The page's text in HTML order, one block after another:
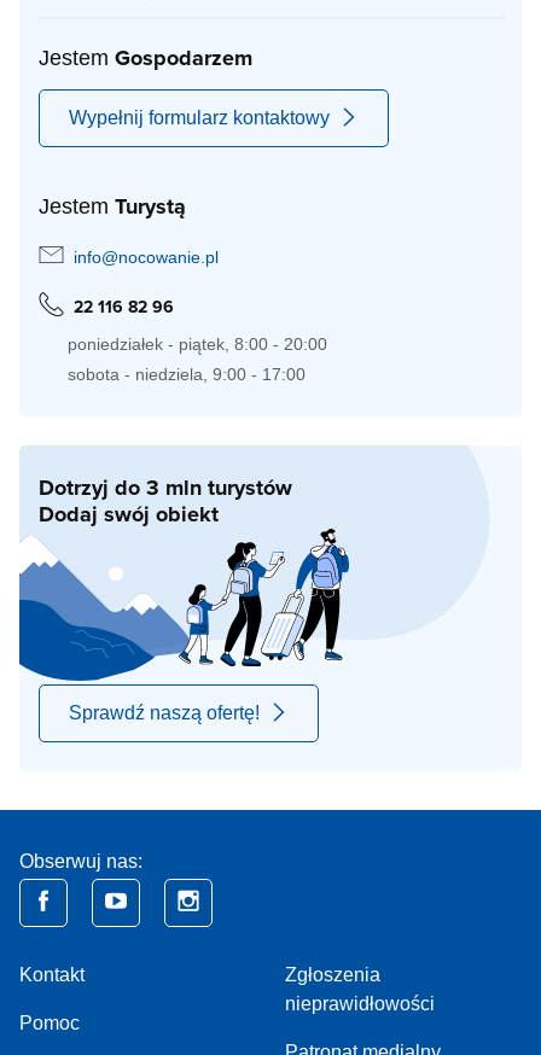
Jestem Gospodarzem
Wypełnij formularz kontaktowy
Jestem Turystą
info@nocowanie.pl
22 116 82 96
poniedziałek - piątek, 8:00 - 20:00
sobota - niedziela, 9:00 - 17:00
Dotrzyj do 3 mln turystów
Dodaj swój obiekt
Sprawdź naszą ofertę!
Obserwuj nas:
Kontakt
Pomoc
Zgłoszenia
nieprawidłowości